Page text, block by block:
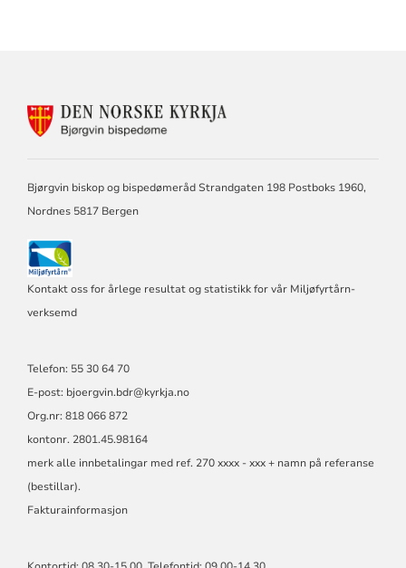
KONTAKTINFORMASJON
Bjørgvin biskop og bispedømeråd Strandgaten 198 Postboks 1960,
Nordnes 5817 Bergen
Kontakt oss for årlege resultat og statistikk for vår Miljøfyrtårn-
verksemd
Telefon: 55 30 64 70
E-post: bjoergvin.bdr@kyrkja.no
Org.nr: 818 066 872
kontonr. 2801.45.98164
merk alle innbetalingar med ref. 270 xxxx - xxx + namn på referanse
(bestillar).
Fakturainformasjon